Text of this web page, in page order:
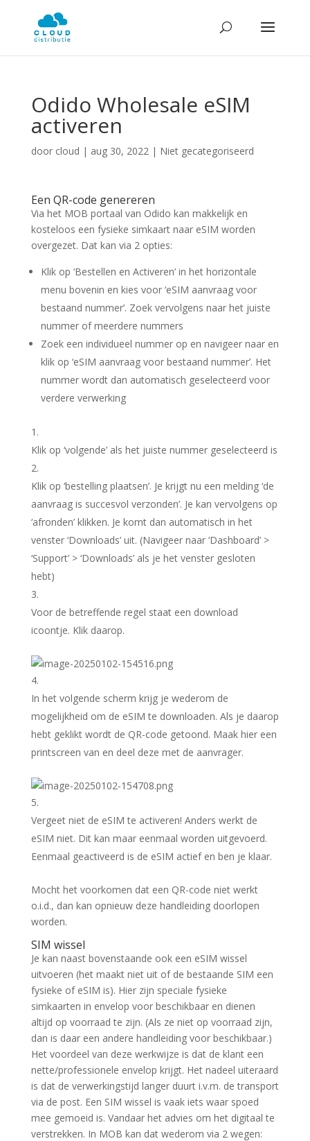
Odido Wholesale eSIM
activeren
door cloud | aug 30, 2022| Niet gecategoriseerd
Een QR-code genereren
Via het MOB portaal van Odido kan makkelijk en
kosteloos een fysieke simkaart naar eSIM worden
overgezet. Dat kan via 2 opties:
Klik op ‘Bestellen en Activeren’ in het horizontale
menu bovenin en kies voor ‘eSIM aanvraag voor
bestaand nummer’. Zoek vervolgens naar het juiste
nummer of meerdere nummers
Zoek een individueel nummer op en navigeer naar en
klik op ‘eSIM aanvraag voor bestaand nummer’. Het
nummer wordt dan automatisch geselecteerd voor
verdere verwerking
Klik op ‘volgende’ als het juiste nummer geselecteerd is
Klik op ‘bestelling plaatsen’. Je krijgt nu een melding ‘de
aanvraag is succesvol verzonden’. Je kan vervolgens op
‘afronden’ klikken. Je komt dan automatisch in het
venster ‘Downloads’ uit. (Navigeer naar ‘Dashboard’ >
‘Support’ > ‘Downloads’ als je het venster gesloten
hebt)
Voor de betreffende regel staat een download
icoontje. Klik daarop.
In het volgende scherm krijg je wederom de
mogelijkheid om de eSIM te downloaden. Als je daarop
hebt geklikt wordt de QR-code getoond. Maak hier een
printscreen van en deel deze met de aanvrager.
Vergeet niet de eSIM te activeren! Anders werkt de
eSIM niet. Dit kan maar eenmaal worden uitgevoerd.
Eenmaal geactiveerd is de eSIM actief en ben je klaar.
Mocht het voorkomen dat een QR-code niet werkt
o.i.d., dan kan opnieuw deze handleiding doorlopen
worden.
SIM wissel
Je kan naast bovenstaande ook een eSIM wissel
uitvoeren (het maakt niet uit of de bestaande SIM een
fysieke of eSIM is). Hier zijn speciale fysieke
simkaarten in envelop voor beschikbaar en dienen
altijd op voorraad te zijn. (Als ze niet op voorraad zijn,
dan is daar een andere handleiding voor beschikbaar.)
Het voordeel van deze werkwijze is dat de klant een
nette/professionele envelop krijgt. Het nadeel uiteraard
is dat de verwerkingstijd langer duurt i.v.m. de transport
via de post. Een SIM wissel is vaak iets waar spoed
mee gemoeid is. Vandaar het advies om het digitaal te
verstrekken. In MOB kan dat wederom via 2 wegen: